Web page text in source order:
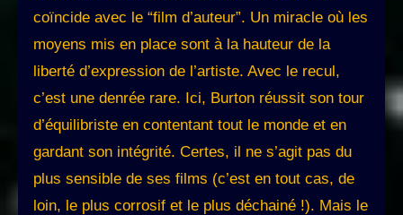
coïncide avec le “film d’auteur”. Un miracle où les
moyens mis en place sont à la hauteur de la
liberté d’expression de l’artiste. Avec le recul,
c’est une denrée rare. Ici, Burton réussit son tour
d’équilibriste en contentant tout le monde et en
gardant son intégrité. Certes, il ne s’agit pas du
plus sensible de ses films (c’est en tout cas, de
loin, le plus corrosif et le plus déchainé !). Mais le